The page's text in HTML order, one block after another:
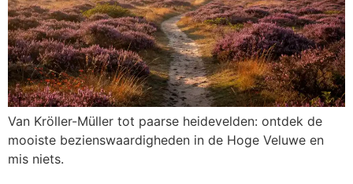
Van Kröller-Müller tot paarse heidevelden: ontdek de
mooiste bezienswaardigheden in de Hoge Veluwe en
mis niets.